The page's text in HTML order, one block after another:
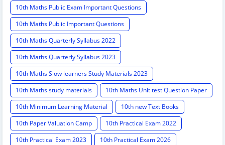
10th Maths Public Exam Important Questions
10th Maths Public Important Questions
10th Maths Quarterly Syllabus 2022
10th Maths Quarterly Syllabus 2023
10th Maths Slow learners Study Materials 2023
10th Maths study materials
10th Maths Unit test Question Paper
10th Minimum Learning Material
10th new Text Books
10th Paper Valuation Camp
10th Practical Exam 2022
10th Practical Exam 2023
10th Practical Exam 2026